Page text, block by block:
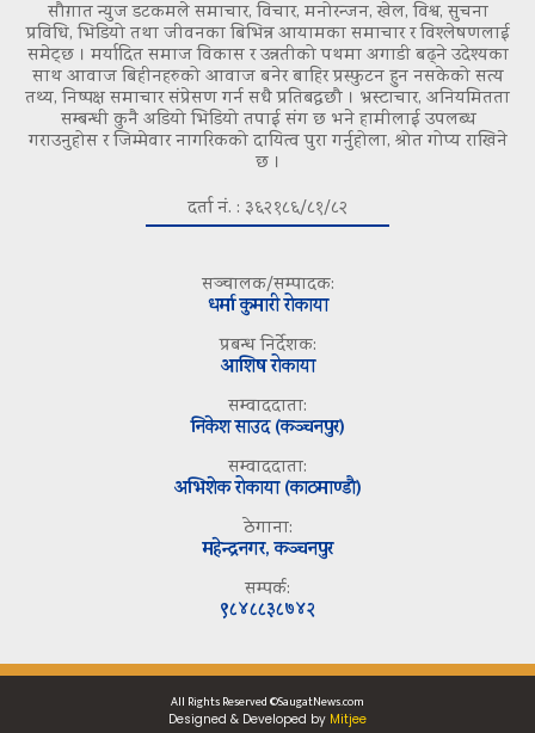
सौग़ात न्युज डटकमले समाचार, विचार, मनोरन्जन, खेल, विश्व, सुचना
प्रविधि, भिडियो तथा जीवनका बिभिन्न आयामका समाचार र विश्लेषणलाई
समेट्छ । मर्यादित समाज विकास र उन्नतीको पथमा अगाडी बढ्ने उदेश्यका
साथ आवाज बिहीनहरुको आवाज बनेर बाहिर प्रस्फुटन हुन नसकेको सत्य
तथ्य, निष्पक्ष समाचार संप्रेसण गर्न सधै प्रतिबद्धछौ । भ्रस्टाचार, अनियमितता
सम्बन्धी कुनै अडियो भिडियो तपाई संग छ भने हामीलाई उपलब्ध
गराउनुहोस र जिम्मेवार नागरिकको दायित्व पुरा गर्नुहोला, श्रोत गोप्य राखिने
छ ।
दर्ता नं. : ३६२१८६/८१/८२
सञ्चालक/सम्पादक:
धर्मा कुमारी रोकाया
प्रबन्ध निर्देशक:
आशिष रोकाया
सम्वाददाता:
निकेश साउद (कञ्चनपुर)
सम्वाददाता:
अभिशेक रोकाया (काठमाण्डौ)
ठेगाना:
महेन्द्रनगर, कञ्चनपुर
सम्पर्क:
९८४८८३८७४२
All Rights Reserved ©SaugatNews.com
Designed & Developed by Mitjee